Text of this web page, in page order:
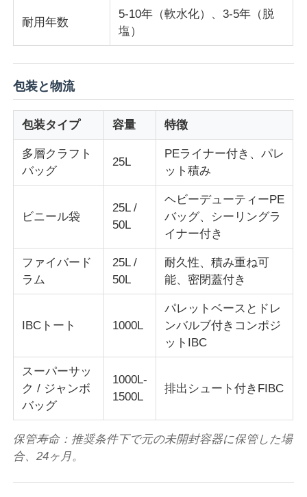
耐用年数
5-10年（軟水化）、3-5年（脱
塩）
包装と物流
包装タイプ 容量 特徴
多層クラフト
バッグ
25L
PEライナー付き、パレ
ット積み
ビニール袋
25L /
50L
ヘビーデューティーPE
バッグ、シーリングラ
イナー付き
ファイバード
ラム
25L /
50L
耐久性、積み重ね可
能、密閉蓋付き
IBCトート 1000L
パレットベースとドレ
ンバルブ付きコンポジ
ットIBC
スーパーサッ
ク / ジャンボ
バッグ
1000L-
1500L
排出シュート付きFIBC
保管寿命：推奨条件下で元の未開封容器に保管した場
合、24ヶ月。